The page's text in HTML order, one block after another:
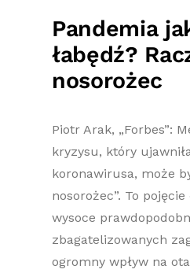
Pandemia
łabędź?
nosorożec
Piotr Arak, „Forbes”:
kryzysu, który
koronawirusa, może
nosorożec”. To
wysoce
zbagatelizowanych
ogromny wpływ na